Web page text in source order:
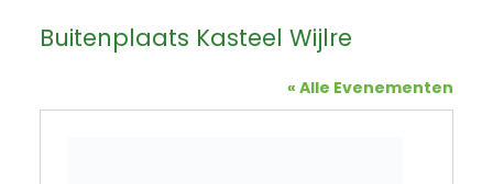
Buitenplaats Kasteel Wijlre
« Alle Evenementen